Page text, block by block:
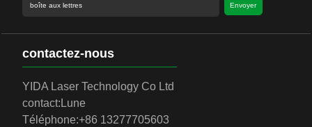
Envoyer
contactez-nous
YIDA Laser Technology Co Ltd
contact: Lune
Téléphone:+86 13277705603